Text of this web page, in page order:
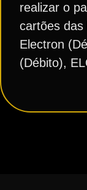
realizar o
cartões das
Electron
(Débito),